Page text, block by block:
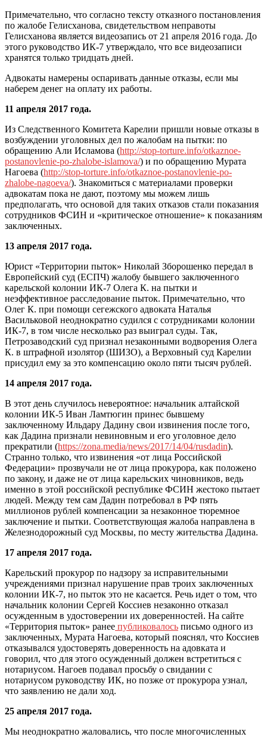
Примечательно, что согласно тексту отказного постановления
по жалобе Гелисханова, свидетельством неправоты
Гелисханова является видеозапись от 21 апреля 2016 года. До
этого руководство ИК-7 утверждало, что все видеозаписи
хранятся только тридцать дней.
Адвокаты намерены оспаривать данные отказы, если мы
наберем денег на оплату их работы.
11 апреля 2017 года.
Из Следственного Комитета Карелии пришли новые отказы в
возбуждении уголовных дел по жалобам на пытки: по
обращению Али Исламова (http://stop-torture.info/otkaznoe-
postanovlenie-po-zhalobe-islamova/) и по обращению Мурата
Нагоева (http://stop-torture.info/otkaznoe-postanovlenie-po-
zhalobe-nagoeva/). Знакомиться с материалами проверки
адвокатам пока не дают, поэтому мы можем лишь
предполагать, что основой для таких отказов стали показания
сотрудников ФСИН и «критическое отношение» к показаниям
заключенных.
13 апреля 2017 года.
Юрист «Территории пыток» Николай Зборошенко передал в
Европейский суд (ЕСПЧ) жалобу бывшего заключенного
карельской колонии ИК-7 Олега К. на пытки и
неэффективное расследование пыток. Примечательно, что
Олег К. при помощи сегежского адвоката Наталья
Васильковой неоднократно судился с сотрудниками колонии
ИК-7, в том числе несколько раз выиграл суды. Так,
Петрозаводский суд признал незаконными водворения Олега
К. в штрафной изолятор (ШИЗО), а Верховный суд Карелии
присудил ему за это компенсацию около пяти тысяч рублей.
14 апреля 2017 года.
В этот день случилось невероятное: начальник алтайской
колонии ИК-5 Иван Ламтюгин принес бывшему
заключенному Ильдару Дадину свои извинения после того,
как Дадина признали невиновным и его уголовное дело
прекратили (https://zona.media/news/2017/14/04/rusdadin).
Странно только, что извинения «от лица Российской
Федерации» прозвучали не от лица прокурора, как положено
по закону, и даже не от лица карельских чиновников, ведь
именно в этой российской республике ФСИН жестоко пытает
людей. Между тем сам Дадин потребовал в РФ пять
миллионов рублей компенсации за незаконное тюремное
заключение и пытки. Соответствующая жалоба направлена в
Железнодорожный суд Москвы, по месту жительства Дадина.
17 апреля 2017 года.
Карельский прокурор по надзору за исправительными
учреждениями признал нарушение прав троих заключенных
колонии ИК-7, но пыток это не касается. Речь идет о том, что
начальник колонии Сергей Коссиев незаконно отказал
осужденным в удостоверении их доверенностей. На сайте
«Территория пыток» ранее публиковалось письмо одного из
заключенных, Мурата Нагоева, который пояснял, что Коссиев
отказывался удостоверять доверенность на адовката и
говорил, что для этого осужденный должен встретиться с
нотариусом. Нагоев подавал просьбу о свидании с
нотариусом руководству ИК, но позже от прокурора узнал,
что заявлению не дали ход.
25 апреля 2017 года.
Мы неоднократно жаловались, что после многочисленных